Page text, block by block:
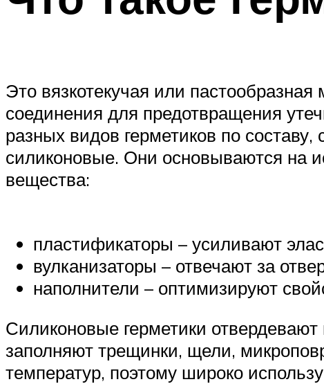
Это вязкотекучая или
соединения для предотвращения
разных видов герметиков по
силиконовые. Они основываются на
вещества:
пластификаторы – усиливают
вулканизаторы – отвечают за
наполнители – оптимизируют
Силиконовые герметики отвердевают
заполняют трещинки, щели,
температур, поэтому широко